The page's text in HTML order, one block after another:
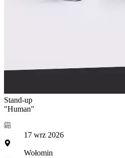
Stand-up
"Human"
17 wrz 2026
Wołomin